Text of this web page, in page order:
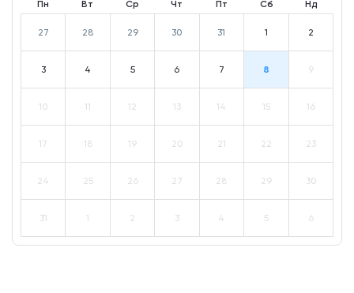
Пн Вт Ср Чт Пт Сб Нд
27 28 29 30 31 1 2
3 4 5 6 7 8 9
10 11 12 13 14 15 16
17 18 19 20 21 22 23
24 25 26 27 28 29 30
31 1 2 3 4 5 6